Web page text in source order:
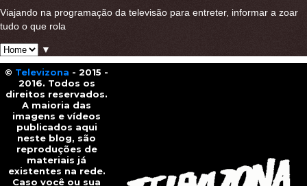
Viajando na programação da televisão para entreter, informar a zoar
tudo o que rola
▼
© Televizona - 2015 -
2016. Todos os
direitos reservados.
A maioria das
imagens e vídeos
publicados aqui
neste blog, são
reproduções de
materiais já
existentes na rede.
Caso você ou sua